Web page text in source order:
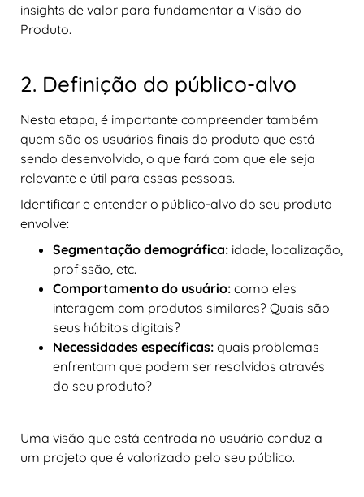
insights de valor para fundamentar a Visão do
Produto.
2. Definição do público-alvo
Nesta etapa, é importante compreender também
quem são os usuários finais do produto que está
sendo desenvolvido, o que fará com que ele seja
relevante e útil para essas pessoas.
Identificar e entender o público-alvo do seu produto
envolve:
Segmentação demográfica: idade, localização,
profissão, etc.
Comportamento do usuário: como eles
interagem com produtos similares? Quais são
seus hábitos digitais?
Necessidades específicas: quais problemas
enfrentam que podem ser resolvidos através
do seu produto?
Uma visão que está centrada no usuário conduz a
um projeto que é valorizado pelo seu público.